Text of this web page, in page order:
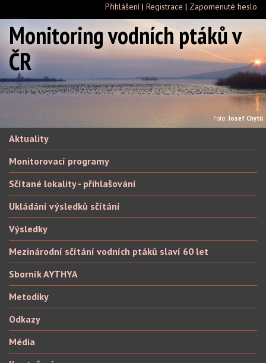
Přihlášení | Registrace | Zapomenuté heslo
Monitoring vodních ptáků v
ČR
Foto: Josef Chytil
Aktuality
Monitorovací programy
Sčítané lokality - přihlašování
Ukládání výsledků sčítání
Výsledky
Mezinárodní sčítání vodních ptáků slaví 60 let
Sborník AYTHYA
Metodiky
Odkazy
Média